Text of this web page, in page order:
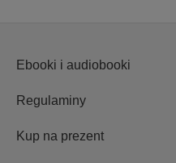
Ebooki i audiobooki
Regulaminy
Kup na prezent